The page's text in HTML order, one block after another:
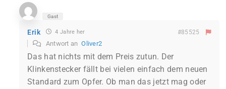
Gast
Erik 4 Jahre her #85525
Antwort anOliver2
Das hat nichts mit dem Preis zutun. Der
Klinkenstecker fällt bei vielen einfach dem neuen
Standard zum Opfer. Ob man das jetzt mag oder